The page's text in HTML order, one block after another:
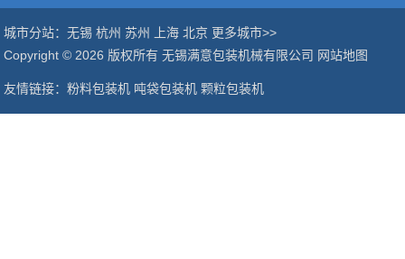
城市分站：无锡 杭州 苏州 上海 北京 更多城市>>
Copyright © 2026 版权所有 无锡满意包装机械有限公司 网站地图
友情链接：粉料包装机 吨袋包装机 颗粒包装机